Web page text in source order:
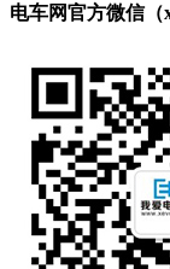
电车网官方微信（